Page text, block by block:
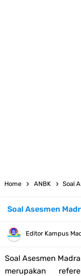
Home ANBK Soal
Soal Asesmen
Editor Kampus
Soal Asesmen
merupakan